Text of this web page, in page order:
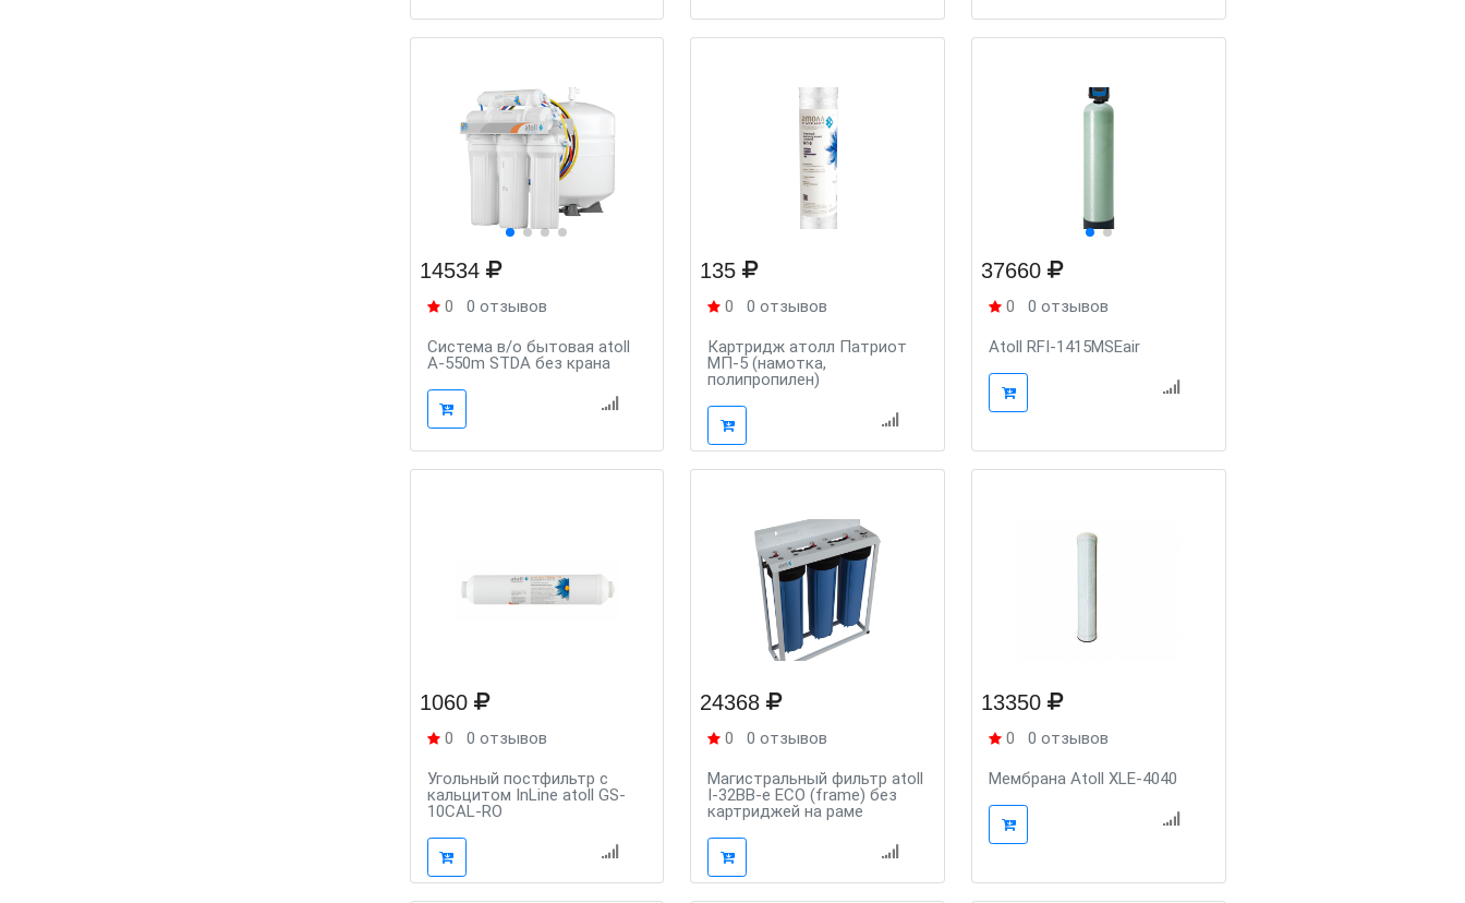
14534
0 0 отзывов
Система в/о бытовая atoll
A-550m STDA без крана
135
0 0 отзывов
Картридж атолл Патриот
МП-5 (намотка,
полипропилен)
37660
0 0 отзывов
Atoll RFI-1415MSEair
1060
0 0 отзывов
Угольный постфильтр с
кальцитом InLine atoll GS-
10CAL-RO
24368
0 0 отзывов
Магистральный фильтр atoll
I-32BB-e ECO (frame) без
картриджей на раме
13350
0 0 отзывов
Мембрана Atoll XLE-4040